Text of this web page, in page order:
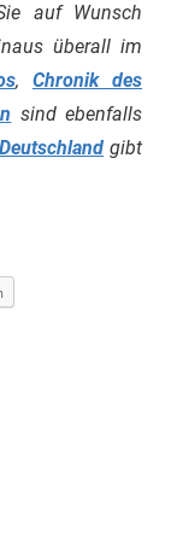
auf Wunsch
überall im
, Chronik des
sind ebenfalls
gibt